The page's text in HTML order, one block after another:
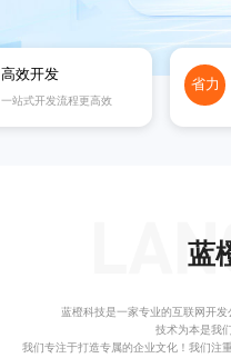
高效开发
一站式开发流程更高效
省力
蓝
蓝橙科技是一家专业的互联网开
技术为本是我
我们专注于打造专属的企业文化！我们注